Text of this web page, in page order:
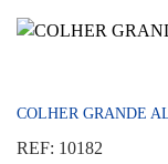
COLHER GRANDE
REF: 10182